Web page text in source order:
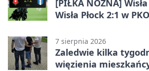
[PIŁKA NOŻNA]
Wisła Płock 2:1 w
rozstrzygnęli mecz
7 sierpnia 2026
Zaledwie kilka
więzienia